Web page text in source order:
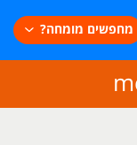
מחפשים מומחה?